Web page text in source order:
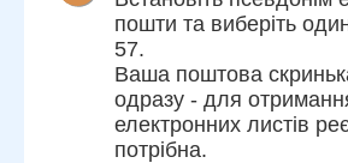
пошти та виберіть
57.
Ваша поштова
одразу - для
електронних листів
потрібна.